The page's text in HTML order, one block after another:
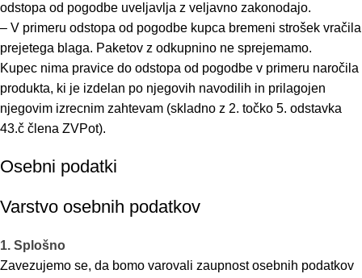
odstopa od pogodbe uveljavlja z veljavno zakonodajo.
– V primeru odstopa od pogodbe kupca bremeni strošek vračila
prejetega blaga. Paketov z odkupnino ne sprejemamo.
Kupec nima pravice do odstopa od pogodbe v primeru naročila
produkta, ki je izdelan po njegovih navodilih in prilagojen
njegovim izrecnim zahtevam (skladno z 2. točko 5. odstavka
43.č člena ZVPot).
Osebni podatki
Varstvo osebnih podatkov
1. Splošno
Zavezujemo se, da bomo varovali zaupnost osebnih podatkov